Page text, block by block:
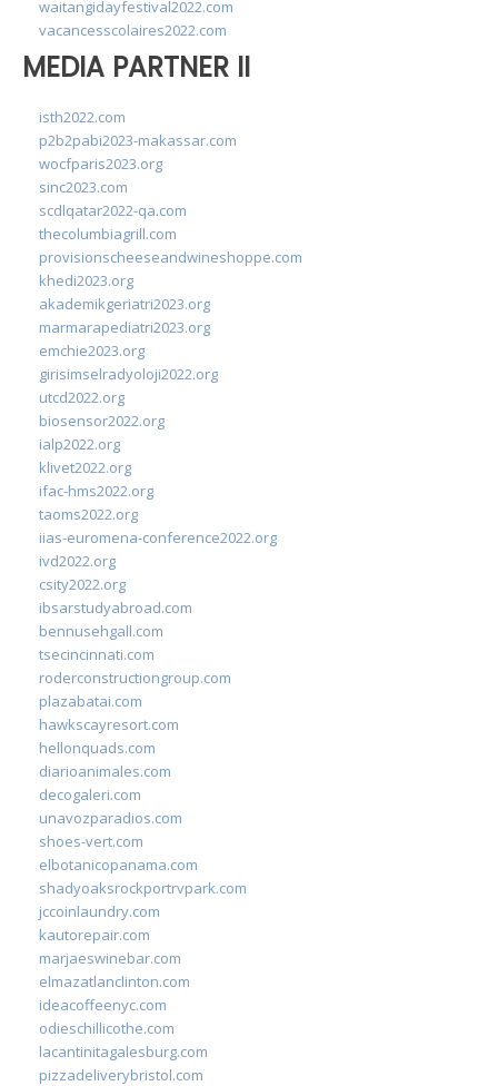
waitangidayfestival2022.com
vacancesscolaires2022.com
MEDIA PARTNER II
isth2022.com
p2b2pabi2023-makassar.com
wocfparis2023.org
sinc2023.com
scdlqatar2022-qa.com
thecolumbiagrill.com
provisionscheeseandwineshoppe.com
khedi2023.org
akademikgeriatri2023.org
marmarapediatri2023.org
emchie2023.org
girisimselradyoloji2022.org
utcd2022.org
biosensor2022.org
ialp2022.org
klivet2022.org
ifac-hms2022.org
taoms2022.org
iias-euromena-conference2022.org
ivd2022.org
csity2022.org
ibsarstudyabroad.com
bennusehgall.com
tsecincinnati.com
roderconstructiongroup.com
plazabatai.com
hawkscayresort.com
hellonquads.com
diarioanimales.com
decogaleri.com
unavozparadios.com
shoes-vert.com
elbotanicopanama.com
shadyoaksrockportrvpark.com
jccoinlaundry.com
kautorepair.com
marjaeswinebar.com
elmazatlanclinton.com
ideacoffeenyc.com
odieschillicothe.com
lacantinitagalesburg.com
pizzadeliverybristol.com